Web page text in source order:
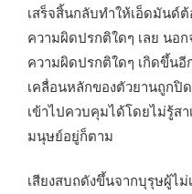
เสร็จสิ้นกลับทำให้เอ็ดมันด์
ความผิดปรกติใดๆ เลย นอ
ความผิดปรกติใดๆ เกิดขึ้น
เคลื่อนหลักของตัวยานถูกปิ
เข้าไปควบคุมได้โดยไม่รู้ส
มนุษย์อยู่ก็ตาม
เสียงสบถดังขึ้นจากบุรุษผู้ไ